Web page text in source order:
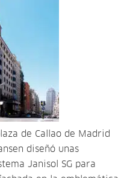
de Callao de Madrid
diseñó unas
Janisol SG para